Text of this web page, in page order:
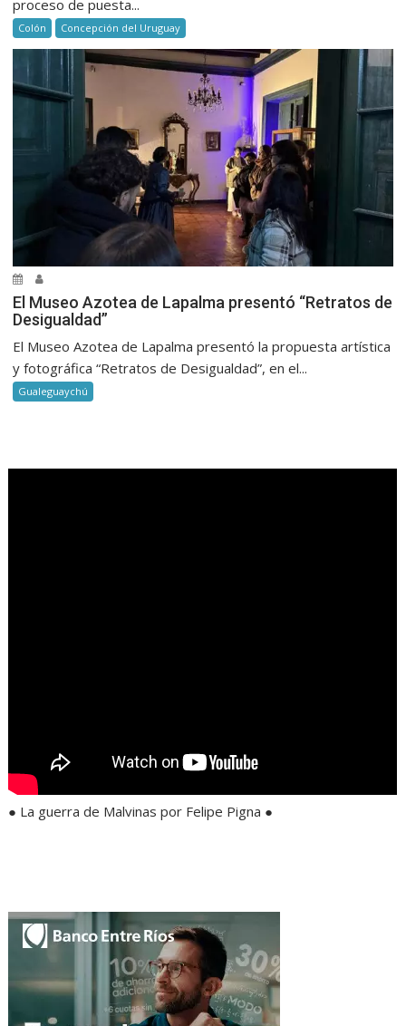
proceso de puesta...
Colón Concepción del Uruguay
El Museo Azotea de Lapalma presentó “Retratos de
Desigualdad”
El Museo Azotea de Lapalma presentó la propuesta artística
y fotográfica “Retratos de Desigualdad”, en el...
Gualeguaychú
● La guerra de Malvinas por Felipe Pigna ●